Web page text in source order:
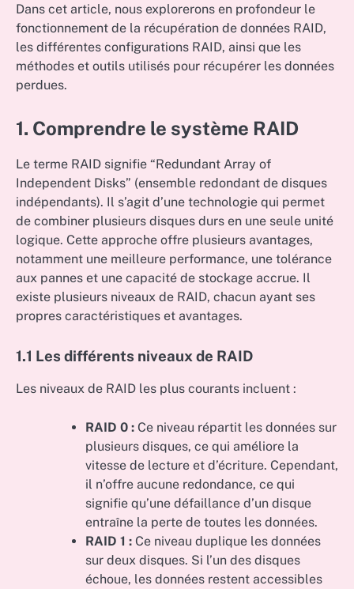
Dans cet article, nous explorerons en profondeur le
fonctionnement de la récupération de données RAID,
les différentes configurations RAID, ainsi que les
méthodes et outils utilisés pour récupérer les données
perdues.
1. Comprendre le système RAID
Le terme RAID signifie “Redundant Array of
Independent Disks” (ensemble redondant de disques
indépendants). Il s’agit d’une technologie qui permet
de combiner plusieurs disques durs en une seule unité
logique. Cette approche offre plusieurs avantages,
notamment une meilleure performance, une tolérance
aux pannes et une capacité de stockage accrue. Il
existe plusieurs niveaux de RAID, chacun ayant ses
propres caractéristiques et avantages.
1.1 Les différents niveaux de RAID
Les niveaux de RAID les plus courants incluent :
RAID 0 : Ce niveau répartit les données sur
plusieurs disques, ce qui améliore la
vitesse de lecture et d’écriture. Cependant,
il n’offre aucune redondance, ce qui
signifie qu’une défaillance d’un disque
entraîne la perte de toutes les données.
RAID 1 : Ce niveau duplique les données
sur deux disques. Si l’un des disques
échoue, les données restent accessibles